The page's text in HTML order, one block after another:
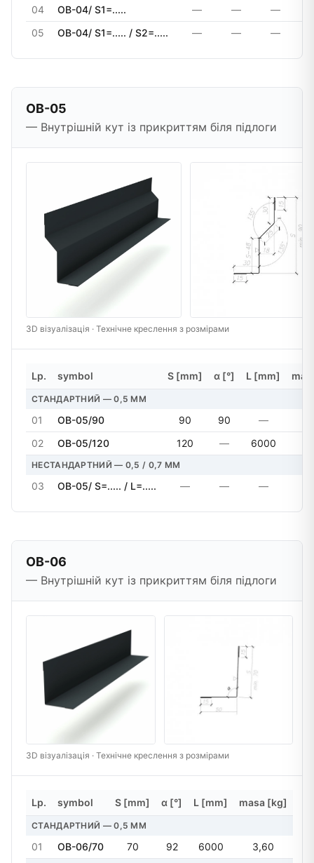
04 OB-04/ S1=..... — —
—
05
OB-04/ S1=..... / S2=..... — — —
OB-05
— Внутрішній кут із прикриттям біля підлоги
3D візуалізація · Технічне креслення з розмірами
Lp. symbol S [mm] α [°] L [mm]
СТАНДАРТНИЙ — 0,5 MM
01 OB-05/90 90 90 —
02
OB-05/120 120 — 6000
НЕСТАНДАРТНИЙ — 0,5 / 0,7 MM
03 OB-05/ S=..... / L=..... — — —
OB-06
— Внутрішній кут із прикриттям біля підлоги
3D візуалізація · Технічне креслення з розмірами
Lp. symbol S [mm] α [°] L [mm] masa [kg]
СТАНДАРТНИЙ — 0,5 MM
01 OB-06/70 70 92 6000 3,60